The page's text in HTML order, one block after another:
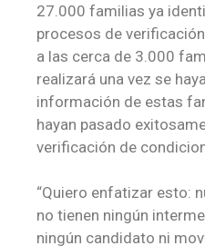
27.000 familias ya
procesos de
a las cerca de 3.000
realizará una vez se
información de estas
hayan pasado
verificación de
“Quiero enfatizar esto:
no tienen ningún
ningún candidato ni